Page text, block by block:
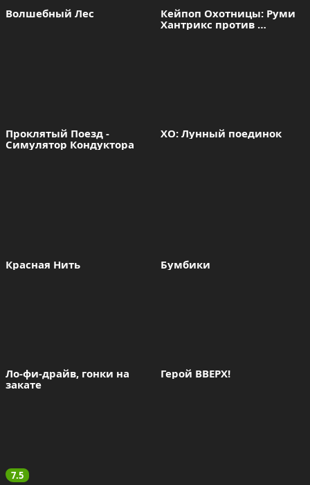
Волшебный Лес
Кейпоп Охотницы: Руми
Хантрикс против
Проклятый Поезд -
Симулятор Кондуктора
ХО: Лунный поединок
Красная Нить Бумбики
Ло-фи-драйв, гонки на
закате
Герой ВВЕРХ!
7.5